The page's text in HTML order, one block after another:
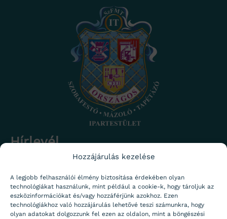
Hozzájárulás kezelése
A legjobb felhasználói élmény biztosítása érdekében olyan
technológiákat használunk, mint például a cookie-k, hogy tároljuk az
eszközinformációkat és/vagy hozzáférjünk azokhoz. Ezen
technológiákhoz való hozzájárulás lehetővé teszi számunkra, hogy
olyan adatokat dolgozzunk fel ezen az oldalon, mint a böngészési
Hírlevél
Iratkozz fel a nem zavaróan gyakran de rendszeresen
Név
Email